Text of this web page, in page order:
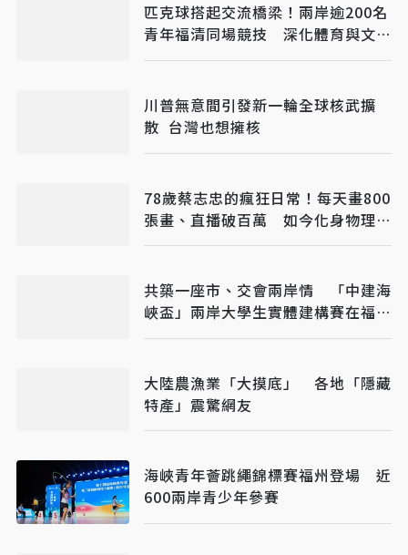
匹克球搭起交流橋梁！兩岸逾200名
青年福清同場競技 深化體育與文化
互動
川普無意間引發新一輪全球核武擴
散 台灣也想擁核
78歲蔡志忠的瘋狂日常！每天畫800
張畫、直播破百萬 如今化身物理學
家
共築一座市、交會兩岸情 「中建海
峽盃」兩岸大學生實體建構賽在福州
落幕
大陸農漁業「大摸底」 各地「隱藏
特產」震驚網友
海峽青年薈跳繩錦標賽福州登場 近
600兩岸青少年參賽